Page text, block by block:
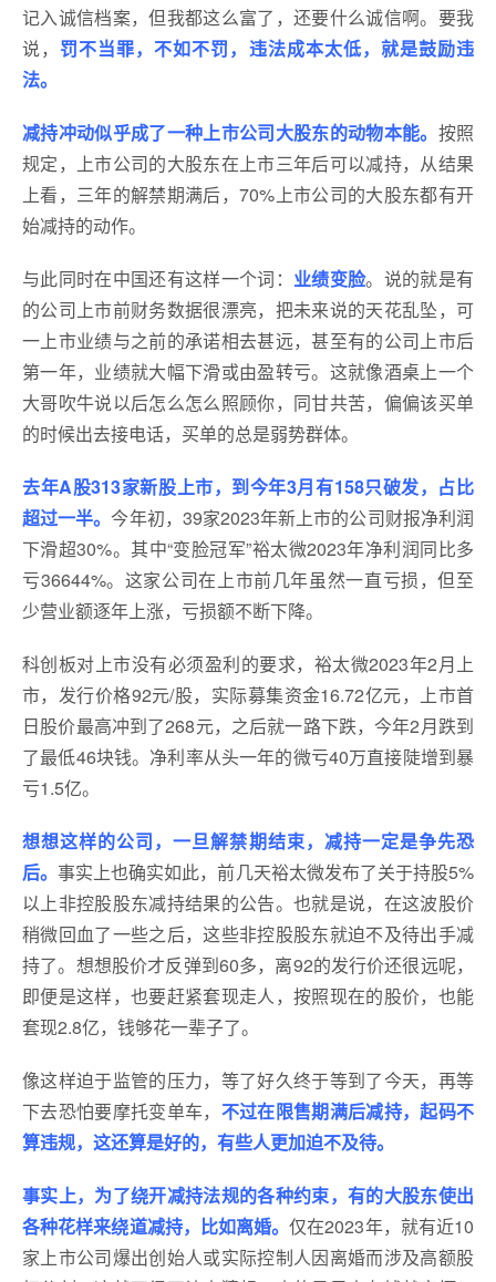
记入诚信档案，但我都这么富了，还要什么诚信啊。要我
说， 罚不当罪，不如不罚，违法成本太低，就是鼓励违
法。
减持冲动似乎成了一种上市公司大股东的动物本能。 按照
规定，上市公司的大股东在上市三年后可以减持，从结果
上看，三年的解禁期满后，70%上市公司的大股东都有开
始减持的动作。
与此同时在中国还有这样一个词： 业绩变脸。说的就是有
的公司上市前财务数据很漂亮，把未来说的天花乱坠，可
一上市业绩与之前的承诺相去甚远，甚至有的公司上市后
第一年，业绩就大幅下滑或由盈转亏。这就像酒桌上一个
大哥吹牛说以后怎么怎么照顾你，同甘共苦，偏偏该买单
的时候出去接电话，买单的总是弱势群体。
去年A股313家新股上市，到今年3月有158只破发，占比
超过一半。今年初，39家2023年新上市的公司财报净利润
下滑超30%。其中“变脸冠军”裕太微2023年净利润同比多
亏36644%。这家公司在上市前几年虽然一直亏损，但至
少营业额逐年上涨，亏损额不断下降。
科创板对上市没有必须盈利的要求，裕太微2023年2月上
市，发行价格92元/股，实际募集资金16.72亿元，上市首
日股价最高冲到了268元，之后就一路下跌，今年2月跌到
了最低46块钱。净利率从头一年的微亏40万直接陡增到暴
亏1.5亿。
想想这样的公司，一旦解禁期结束，减持一定是争先恐
后。事实上也确实如此，前几天裕太微发布了关于持股5%
以上非控股股东减持结果的公告。也就是说，在这波股价
稍微回血了一些之后，这些非控股股东就迫不及待出手减
持了。想想股价才反弹到60多，离92的发行价还很远呢，
即便是这样，也要赶紧套现走人，按照现在的股价，也能
套现2.8亿，钱够花一辈子了。
像这样迫于监管的压力，等了好久终于等到了今天，再等
下去恐怕要摩托变单车， 不过在限售期满后减持，起码不
算违规，这还算是好的，有些人更加迫不及待。
事实上，为了绕开减持法规的各种约束，有的大股东使出
各种花样来绕道减持，比如离婚。仅在2023年，就有近10
家上市公司爆出创始人或实际控制人因离婚而涉及高额股